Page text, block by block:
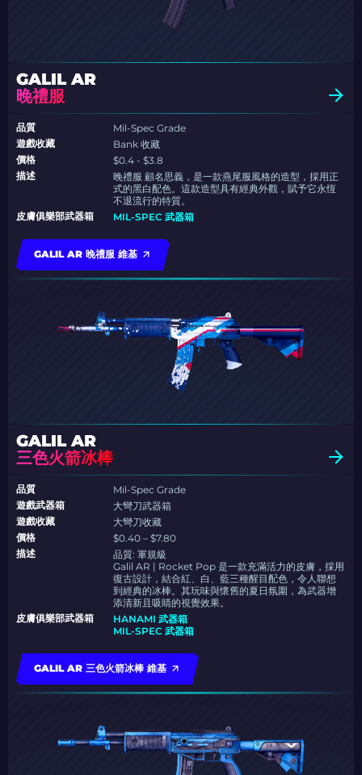
GALIL AR
晚禮服
品質
Mil-Spec Grade
遊戲收藏
Bank 收藏
價格
$0.4 - $3.8
描述
晚禮服 顧名思義，是一款燕尾服風格的造型，採用正
式的黑白配色。這款造型具有經典外觀，賦予它永恆
不退流行的特質。
皮膚俱樂部武器箱
MIL-SPEC 武器箱
GALIL AR 晚禮服 維基
GALIL AR
三色火箭冰棒
品質
Mil-Spec Grade
遊戲武器箱
大彎刀武器箱
遊戲收藏
大彎刀收藏
價格
$0.40 – $7.80
描述
品質:軍規級
Galil AR | Rocket Pop 是一款充滿活力的皮膚，採用
復古設計，結合紅、白、藍三種醒目配色，令人聯想
到經典的冰棒。其玩味與懷舊的夏日氛圍，為武器增
添清新且吸睛的視覺效果。
皮膚俱樂部武器箱
HANAMI 武器箱
MIL-SPEC 武器箱
GALIL AR 三色火箭冰棒 維基